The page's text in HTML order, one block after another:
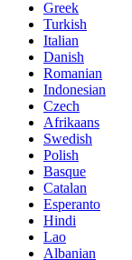
Greek
Turkish
Italian
Danish
Romanian
Indonesian
Czech
Afrikaans
Swedish
Polish
Basque
Catalan
Esperanto
Hindi
Lao
Albanian